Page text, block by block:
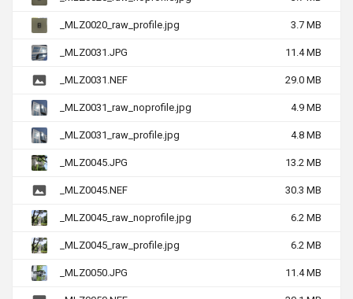
_MLZ0020_raw_profile.jpg 3.7 MB
_MLZ0031.JPG 11.4 MB
_MLZ0031.NEF 29.0 MB
_MLZ0031_raw_noprofile.jpg 4.9 MB
_MLZ0031_raw_profile.jpg 4.8 MB
_MLZ0045.JPG 13.2 MB
_MLZ0045.NEF 30.3 MB
_MLZ0045_raw_noprofile.jpg 6.2 MB
_MLZ0045_raw_profile.jpg 6.2 MB
_MLZ0050.JPG 11.4 MB